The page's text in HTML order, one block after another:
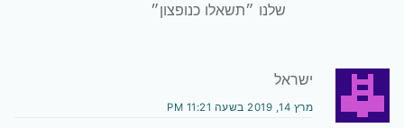
שלנו ״תשאלו כנופצון״
ישראל
מרץ 14, 2019 בשעה 11:21 PM